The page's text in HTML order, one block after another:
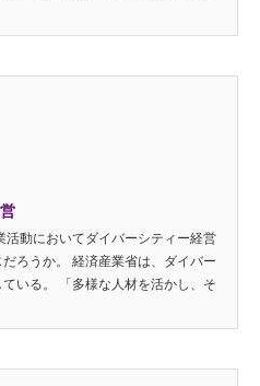
活動においてダイバーシティー経営
ろうか。 経済産業省は、ダイバー
いる。 「多様な人材を活かし、そ